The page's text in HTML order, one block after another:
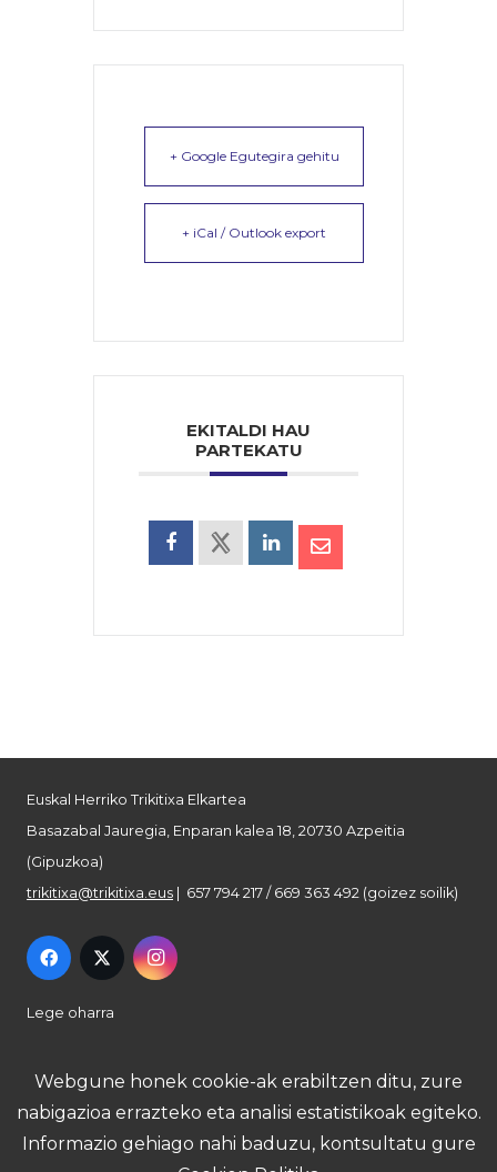
+ Google Egutegira gehitu
+ iCal / Outlook export
EKITALDI HAU
PARTEKATU
Euskal Herriko Trikitixa Elkartea
Basazabal Jauregia, Enparan kalea 18, 20730 Azpeitia
(Gipuzkoa)
trikitixa@trikitixa.eus | 657 794 217 / 669 363 492 (goizez soilik)
Lege oharra
Pribatutasun politika
Webgune honek cookie-ak erabiltzen ditu, zure
nabigazioa errazteko eta analisi estatistikoak egiteko.
Informazio gehiago nahi baduzu, kontsultatu gure